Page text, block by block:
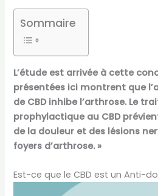
Sommaire
L’étude est arrivée à cette
présentées ici montrent que
de CBD inhibe l’arthrose. Le
prophylactique au CBD
de la douleur et des lésions
foyers d’arthrose. »
Est-ce que le CBD est un Anti-